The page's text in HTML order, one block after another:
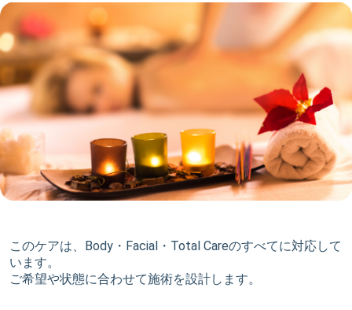
このケアは、Body・Facial・Total Careのすべてに対応して
います。
ご希望や状態に合わせて施術を設計します。